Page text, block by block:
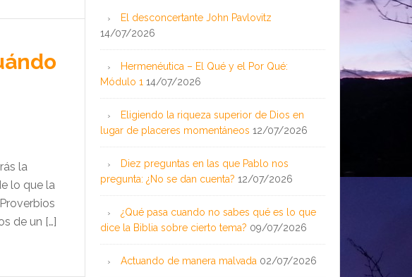
la
lo que la
de un […]
El desconcertante John Pavlovitz
14/07/2026
Hermenéutica – El Qué y el Por Qué:
Módulo 1 14/07/2026
Eligiendo la riqueza superior de Dios en
lugar de placeres momentáneos 12/07/2026
Diez preguntas en las que Pablo nos
pregunta: ¿No se dan cuenta? 12/07/2026
¿Qué pasa cuando no sabes qué es lo que
dice la Biblia sobre cierto tema? 09/07/2026
Actuando de manera malvada 02/07/2026